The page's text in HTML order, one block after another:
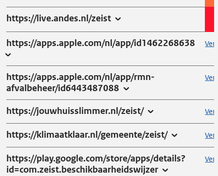
https://live.andes.nl/zeist
https://apps.apple.com/nl/app/id1462268638
https://apps.apple.com/nl/app/rmn-
afvalbeheer/id6443487088
https://jouwhuisslimmer.nl/zeist/
https://klimaatklaar.nl/gemeente/zeist/
https://play.google.com/store/apps/details?
id=com.zeist.beschikbaarheidswijzer